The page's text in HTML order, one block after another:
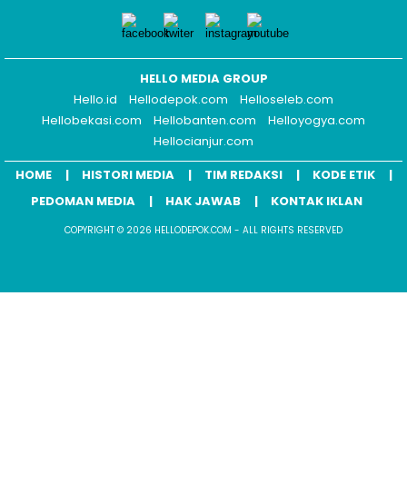
HELLO MEDIA GROUP
Hello.id
Hellodepok.com
Helloseleb.com
Hellobekasi.com
Hellobanten.com
Helloyogya.com
Hellocianjur.com
HOME
HISTORI MEDIA TIM REDAKSI
KODE ETIK
PEDOMAN MEDIA
HAK JAWAB KONTAK IKLAN
COPYRIGHT © 2026 HELLODEPOK.COM - ALL RIGHTS RESERVED